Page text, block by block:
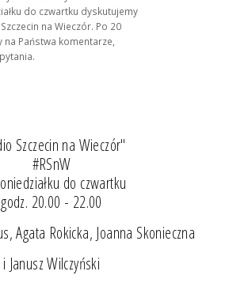
do czwartku dyskutujemy
na Wieczór. Po 20
na Państwa komentarze,
Szczecin na Wieczór"
#RSnW
do czwartku
godz. 20.00 - 22.00
Agata Rokicka, Joanna Skonieczna
i Janusz Wilczyński